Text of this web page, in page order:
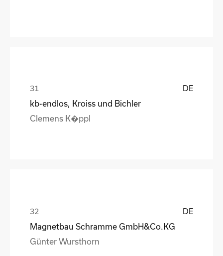
DE
kb-endlos, Kroiss und Bichler
Clemens K�ppl
DE
Magnetbau Schramme GmbH&Co.KG
Günter Wursthorn